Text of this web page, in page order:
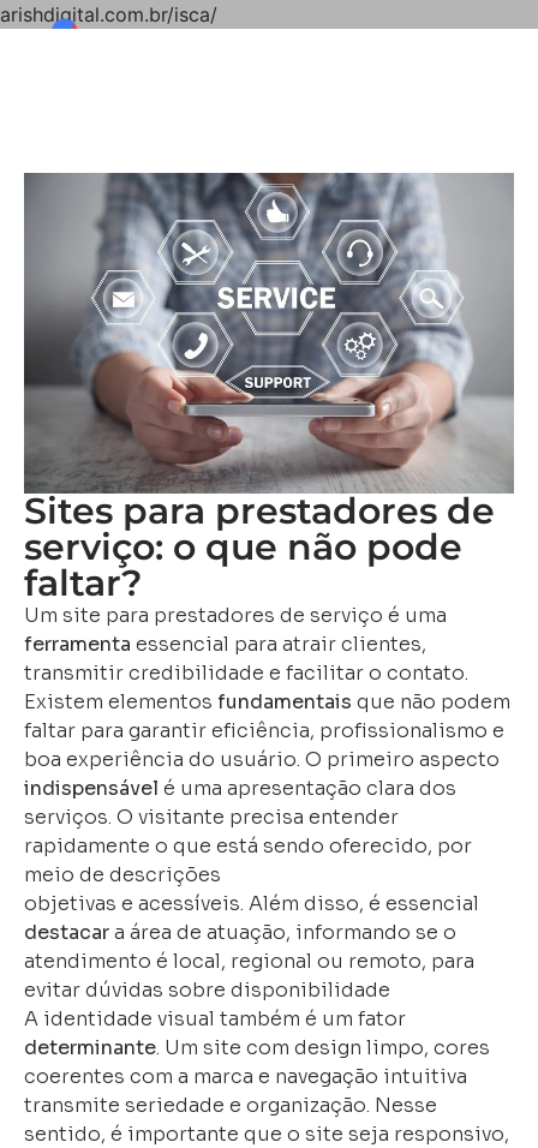
arishdigital.com.br/isca/
Sites para prestadores de
serviço: o que não pode
faltar?
Um site para prestadores de serviço é uma
ferramenta essencial para atrair clientes,
transmitir credibilidade e facilitar o contato.
Existem elementos fundamentais que não podem
faltar para garantir eficiência, profissionalismo e
boa experiência do usuário. O primeiro aspecto
indispensável é uma apresentação clara dos
serviços. O visitante precisa entender
rapidamente o que está sendo oferecido, por
meio de descrições
objetivas e acessíveis. Além disso, é essencial
destacara área de atuação, informando se o
atendimento é local, regional ou remoto, para
evitar dúvidas sobre disponibilidade
A identidade visual também é um fator
determinante. Um site com design limpo, cores
coerentes com a marca e navegação intuitiva
transmite seriedade e organização. Nesse
sentido, é importante que o site seja responsivo,